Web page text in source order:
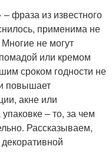
фраза из известного
применима не
не могут
или кремом
сроком годности не
повышает
акне или
– то, за чем
Рассказываем,